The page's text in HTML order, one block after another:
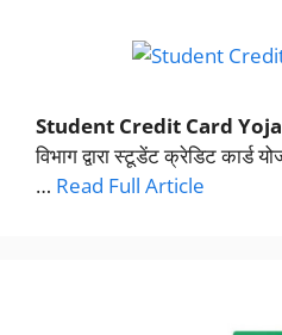
Student Credit Card
विभाग द्वारा स्टूडेंट क्रेडिट
… Read Full Article